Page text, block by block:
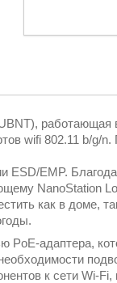
работающая
wifi 802.11 b/g/
ESD/EMP.
NanoStation
как в доме,
PoE-адаптера,
к сети Wi-Fi,